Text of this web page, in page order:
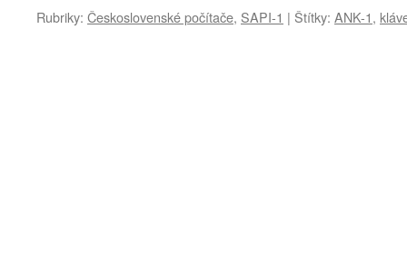
Rubriky: Československé počítače, SAPI-1 | Štítky: ANK-1,